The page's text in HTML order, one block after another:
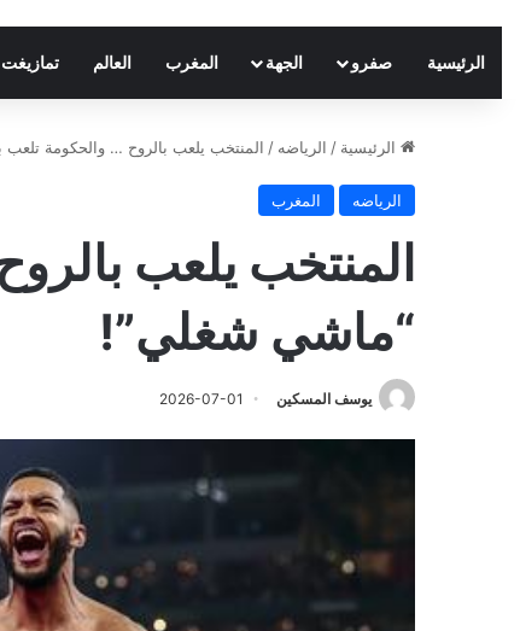
الرئيسية صفرو الجهة المغرب العالم تمازيغت
الرئيسية / الرياضه / المنتخب يلعب بالروح … والحكومة
الرياضه المغرب
المنتخب يلعب
“ماشي شغلي”!
يوسف المسكين 2026-07-01